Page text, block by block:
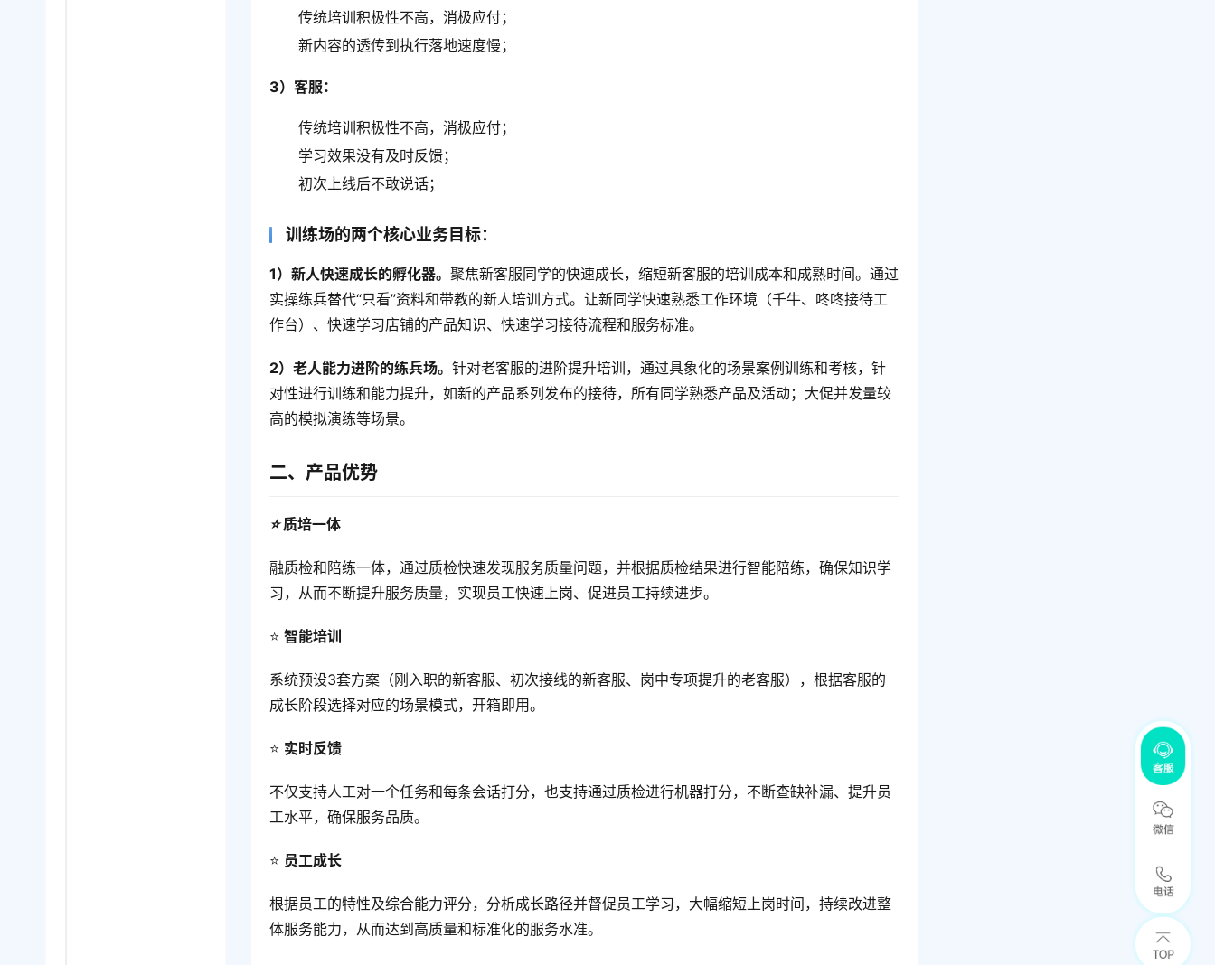
传统培训积极性不高，消极应付；
新内容的透传到执行落地速度慢；
3）客服：
传统培训积极性不高，消极应付；
学习效果没有及时反馈；
初次上线后不敢说话；
训练场的两个核心业务目标：
1）新人快速成长的孵化器。聚焦新客服同学的快速成长，缩短新客服的培训成本和成熟时间。通过
实操练兵替代“只看”资料和带教的新人培训方式。让新同学快速熟悉工作环境（千牛、咚咚接待工
作台）、快速学习店铺的产品知识、快速学习接待流程和服务标准。
2）老人能力进阶的练兵场。针对老客服的进阶提升培训，通过具象化的场景案例训练和考核，针
对性进行训练和能力提升，如新的产品系列发布的接待，所有同学熟悉产品及活动；大促并发量较
高的模拟演练等场景。
二、产品优势
⭐️ 质培一体
融质检和陪练一体，通过质检快速发现服务质量问题，并根据质检结果进行智能陪练，确保知识学
习，从而不断提升服务质量，实现员工快速上岗、促进员工持续进步。
⭐️ 智能培训
系统预设3套方案（刚入职的新客服、初次接线的新客服、岗中专项提升的老客服），根据客服的
成长阶段选择对应的场景模式，开箱即用。
⭐️ 实时反馈
不仅支持人工对一个任务和每条会话打分，也支持通过质检进行机器打分，不断查缺补漏、提升员
工水平，确保服务品质。
⭐️ 员工成长
根据员工的特性及综合能力评分，分析成长路径并督促员工学习，大幅缩短上岗时间，持续改进整
体服务能力，从而达到高质量和标准化的服务水准。